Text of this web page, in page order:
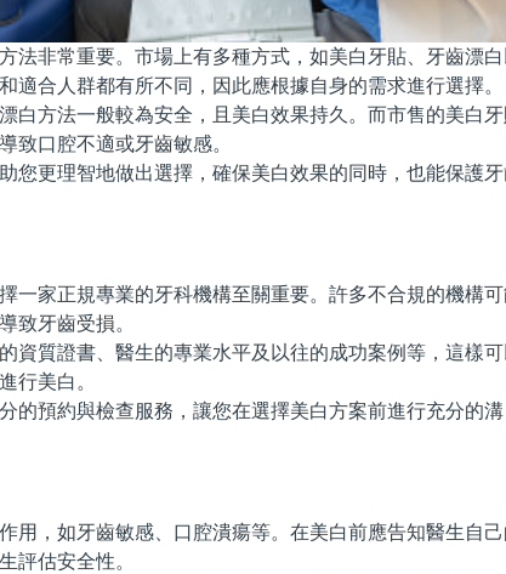
非常重要。市場上有多種方式，如美白牙貼、牙齒漂白
適合人群都有所不同，因此應根據自身的需求進行選擇。
方法一般較為安全，且美白效果持久。而市售的美白
致口腔不適或牙齒敏感。
更理智地做出選擇，確保美白效果的同時，也能保護
家正規專業的牙科機構至關重要。許多不合規的機構
致牙齒受損。
質證書、醫生的專業水平及以往的成功案例等，這樣可
行美白。
預約與檢查服務，讓您在選擇美白方案前進行充分的溝
，如牙齒敏感、口腔潰瘍等。在美白前應告知醫生自己
評估安全性。